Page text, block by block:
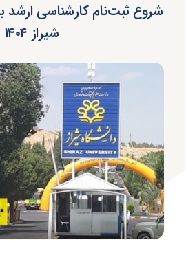
شروع ثبت‌نام کارشناسی ارشد
شیراز ۱۴۰۴